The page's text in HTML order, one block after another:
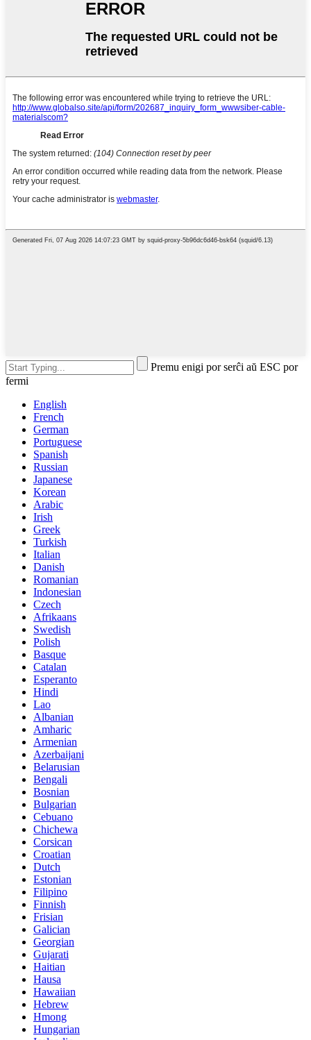
Premu enigi por serĉi aŭ ESC por
fermi
English
French
German
Portuguese
Spanish
Russian
Japanese
Korean
Arabic
Irish
Greek
Turkish
Italian
Danish
Romanian
Indonesian
Czech
Afrikaans
Swedish
Polish
Basque
Catalan
Esperanto
Hindi
Lao
Albanian
Amharic
Armenian
Azerbaijani
Belarusian
Bengali
Bosnian
Bulgarian
Cebuano
Chichewa
Corsican
Croatian
Dutch
Estonian
Filipino
Finnish
Frisian
Galician
Georgian
Gujarati
Haitian
Hausa
Hawaiian
Hebrew
Hmong
Hungarian